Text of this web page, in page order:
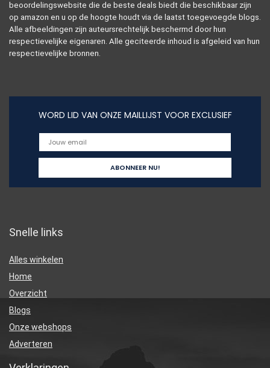
beoordelingswebsite die de beste deals biedt die beschikbaar zijn
op amazon en u op de hoogte houdt via de laatst toegevoegde blogs.
Alle afbeeldingen zijn auteursrechtelijk beschermd door hun
respectievelijke eigenaren. Alle geciteerde inhoud is afgeleid van hun
respectievelijke bronnen.
WORD LID VAN ONZE MAILLIJST VOOR EXCLUSIEF
Snelle links
Alles winkelen
Home
Overzicht
Blogs
Onze webshops
Adverteren